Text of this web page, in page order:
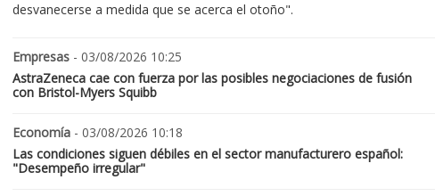
desvanecerse a medida que se acerca el otoño".
Empresas - 03/08/2026 10:25
AstraZeneca cae con fuerza por las posibles negociaciones de fusión
con Bristol-Myers Squibb
Economía - 03/08/2026 10:18
Las condiciones siguen débiles en el sector manufacturero español:
"Desempeño irregular"